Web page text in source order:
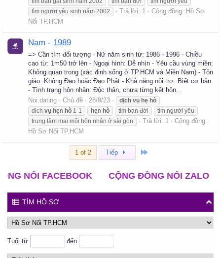
tìm người yêu sinh năm 2002
Trả lời: 1 Cộng đồng: Hồ Sơ
Nối TP.HCM
Nam - 1989
=> Cần tìm đối tượng - Nữ năm sinh từ: 1986 - 1996 - Chiều
cao từ: 1m50 trở lên - Ngoại hình: Dễ nhìn - Yêu cầu vùng miền:
Không quan trọng (xác định sống ở TP.HCM và Miền Nam) - Tôn
giáo: Không Đạo hoặc Đạo Phật - Khả năng nội trợ: Biết cơ bản
- Tình trạng hôn nhân: Độc thân, chưa từng kết hôn...
Noi.dating
Chủ đề 28/9/23 dịch vụ hẹ hò
dich vụ hẹn hò 1-1 hẹn hò tìm bạn đời
tìm người yêu
trung tâm mai mối hôn nhân ở sài gòn
Trả lời: 1
Cộng đồng:
Hồ Sơ Nối TP.HCM
1 of 2 Tiếp
FACEBOOK CỘNG ĐỒNG NỐI ZALO CLB
TÌM HỒ SƠ
Tuổi từ đến